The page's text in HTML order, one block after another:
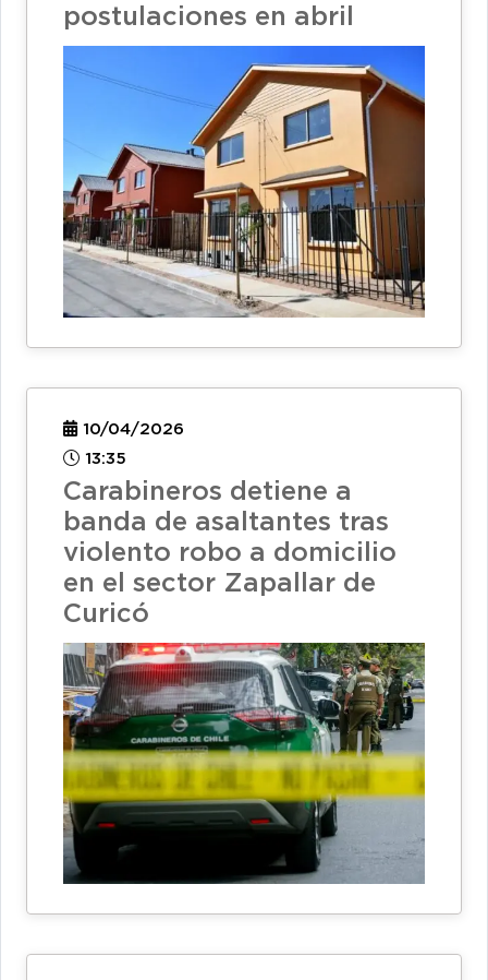
postulaciones en abril
10/04/2026
13:35
Carabineros detiene a
banda de asaltantes tras
violento robo a domicilio
en el sector Zapallar de
Curicó